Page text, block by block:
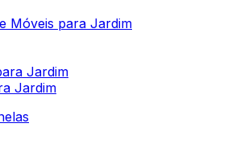
Móveis para Jardim
Jardim
Jardim